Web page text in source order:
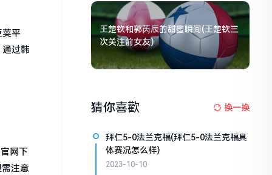
荚平
过韩
网下
注意
王楚钦和郭芮辰的甜蜜瞬间(王楚钦三
次关注前女友)
猜你喜歡 换一换
拜仁5-0法兰克福(拜仁5-0法兰克福具
体赛况怎么样)
2023-10-10